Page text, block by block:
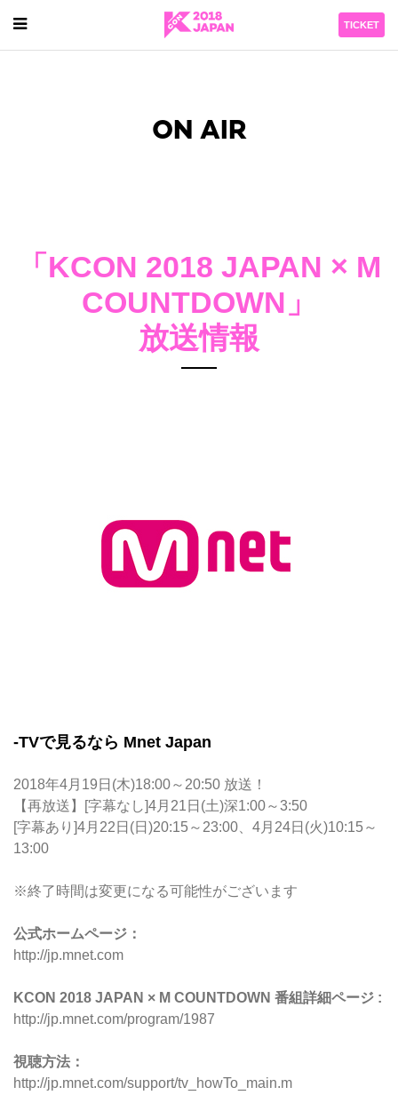
TICKET
ON AIR
「KCON 2018 JAPAN × M
COUNTDOWN」
放送情報
-TVで見るなら Mnet Japan
2018年4月19日(木)18:00～20:50 放送！
【再放送】[字幕なし]4月21日(土)深1:00～3:50
[字幕あり]4月22日(日)20:15～23:00、4月24日(火)10:15～
13:00
※終了時間は変更になる可能性がございます
公式ホームページ：
http://jp.mnet.com
KCON 2018 JAPAN × M COUNTDOWN 番組詳細ページ :
http://jp.mnet.com/program/1987
視聴方法：
http://jp.mnet.com/support/tv_howTo_main.m